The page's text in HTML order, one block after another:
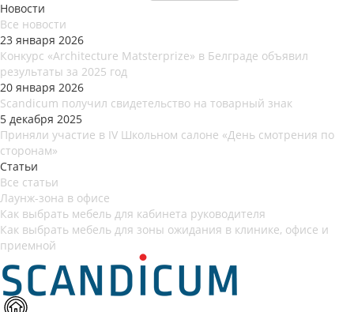
Новости
Все новости
23 января 2026
Конкурс «Architecture Matsterprize» в Белграде объявил
результаты за 2025 год
20 января 2026
Scandicum получил свидетельство на товарный знак
5 декабря 2025
Приняли участие в IV Школьном салоне «День смотрения по
сторонам»
Статьи
Все статьи
Лаунж-зона в офисе
Как выбрать мебель для кабинета руководителя
Как выбрать мебель для зоны ожидания в клинике, офисе и
приемной